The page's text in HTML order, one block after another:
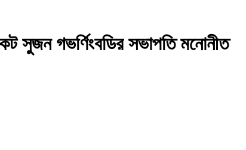
সুজন গভর্ণিংবডির সভাপতি মনোনীত